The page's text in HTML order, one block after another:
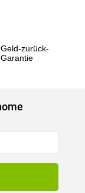
Geld-zurück-
Garantie